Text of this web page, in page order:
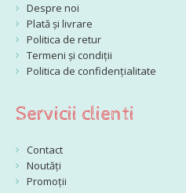
Despre noi
Plată și livrare
Politica de retur
Termeni și condiții
Politica de confidențialitate
Servicii clienti
Contact
Noutăți
Promoții